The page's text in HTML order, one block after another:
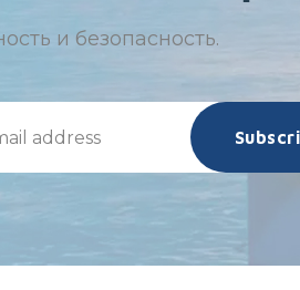
и безопасность.